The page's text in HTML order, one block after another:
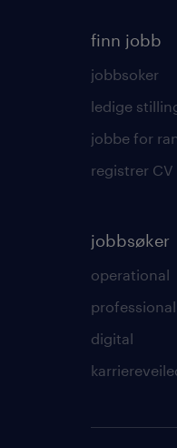
finn jobb
jobbsoker
ledige
jobbe for
registrer CV
jobbsøker
operational
professional
digital